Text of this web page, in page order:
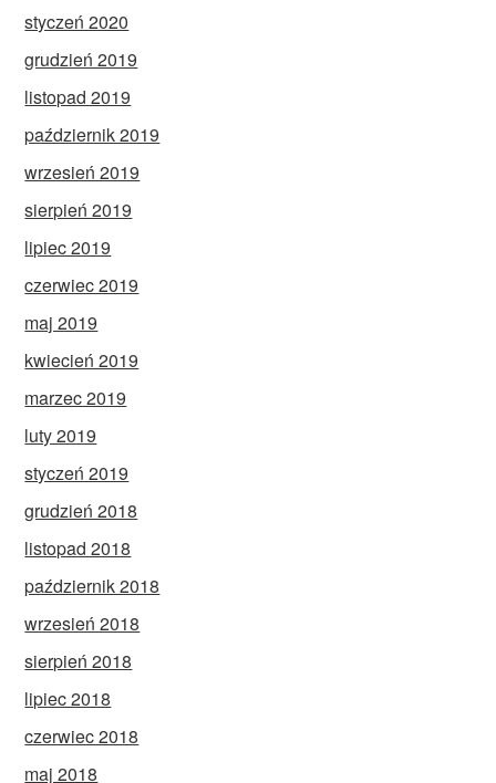
styczeń 2020
grudzień 2019
listopad 2019
październik 2019
wrzesień 2019
sierpień 2019
lipiec 2019
czerwiec 2019
maj 2019
kwiecień 2019
marzec 2019
luty 2019
styczeń 2019
grudzień 2018
listopad 2018
październik 2018
wrzesień 2018
sierpień 2018
lipiec 2018
czerwiec 2018
maj 2018